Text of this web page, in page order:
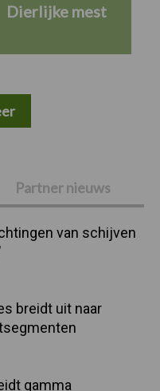
Partner nieuws
van schijven
breidt uit naar
gamma
Dierlijke mest